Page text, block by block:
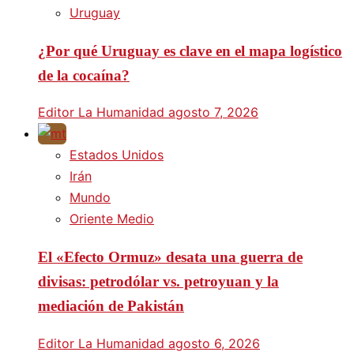
Uruguay
¿Por qué Uruguay es clave en el mapa logístico
de la cocaína?
Editor La Humanidad agosto 7, 2026
Estados Unidos
Irán
Mundo
Oriente Medio
El «Efecto Ormuz» desata una guerra de
divisas: petrodólar vs. petroyuan y la
mediación de Pakistán
Editor La Humanidad agosto 6, 2026